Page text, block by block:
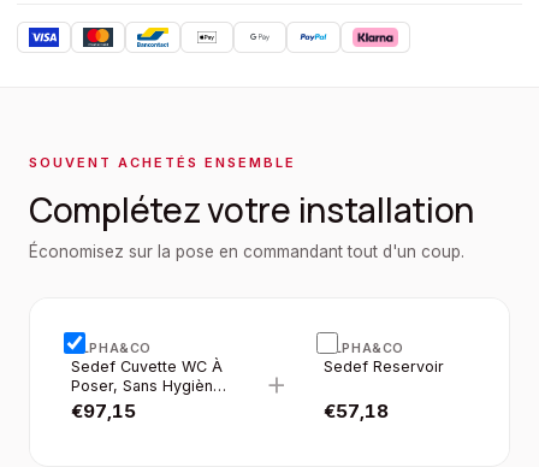
SOUVENT ACHETÉS ENSEMBLE
Complétez votre installation
Économisez sur la pose en commandant tout d'un coup.
ALPHA&CO
Sedef Cuvette WC À
Poser, Sans Hygiène
(bidet), Sortie-h
€97,15
+
ALPHA&CO
Sedef Reservoir
€57,18